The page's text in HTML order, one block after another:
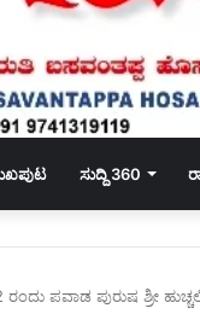
ಸುದ್ದಿ 360
ಪವಾಡ ಪುರುಷ ಶ್ರೀ